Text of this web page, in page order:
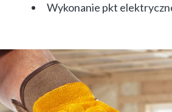
Wykonanie pkt